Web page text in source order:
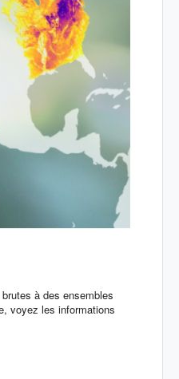
à des ensembles
voyez les informations